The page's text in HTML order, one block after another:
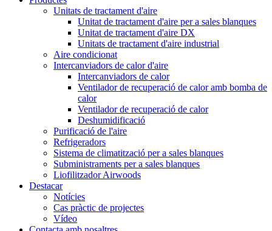
Unitats de tractament d'aire
Unitat de tractament d'aire per a sales blanques
Unitat de tractament d'aire DX
Unitats de tractament d'aire industrial
Aire condicionat
Intercanviadors de calor d'aire
Intercanviadors de calor
Ventilador de recuperació de calor amb bomba de
calor
Ventilador de recuperació de calor
Deshumidificació
Purificació de l'aire
Refrigeradors
Sistema de climatització per a sales blanques
Subministraments per a sales blanques
Liofilitzador Airwoods
Destacar
Notícies
Cas pràctic de projectes
Vídeo